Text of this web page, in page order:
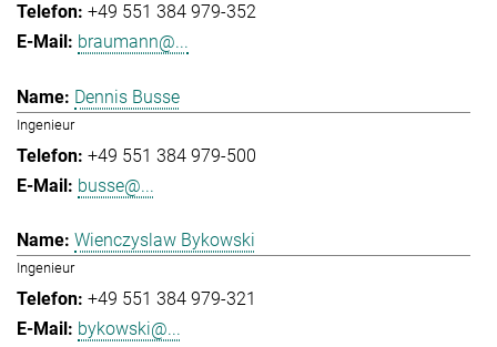
+49 551 384 979-352
braumann@...
Dennis Busse
Ingenieur
+49 551 384 979-500
busse@...
Wienczyslaw Bykowski
Ingenieur
+49 551 384 979-321
bykowski@...